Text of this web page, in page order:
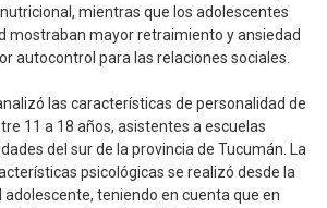
mientras que los adolescentes
mostraban mayor retraimiento y ansiedad
autocontrol para las relaciones sociales.
las características de personalidad de
11 a 18 años, asistentes a escuelas
del sur de la provincia de Tucumán. La
psicológicas se realizó desde la
teniendo en cuenta que en